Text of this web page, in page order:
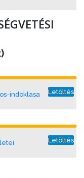
indoklasa Letöltés
Letöltés